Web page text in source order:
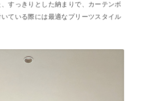
すっきりとした納まりで、カーテンボ
ている際には最適なプリーツスタイル